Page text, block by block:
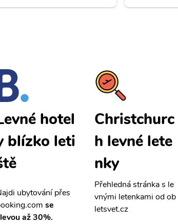
hotel
blízko leti
ubytování přes
se
až 30%.
Christchurc
h levné lete
nky
Přehledná stránka s le
vnými letenkami od ob
letsvet.cz